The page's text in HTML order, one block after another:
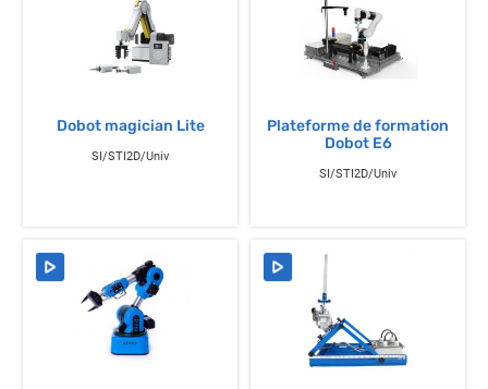
Dobot magician Lite
SI/STI2D/Univ
Plateforme de formation
Dobot E6
SI/STI2D/Univ